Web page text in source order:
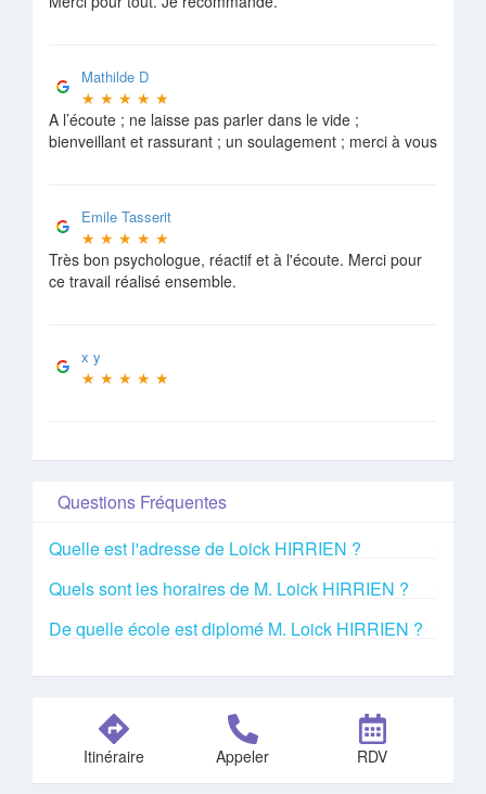
Mathilde D
★ ★ ★ ★ ★
A l’écoute ; ne laisse pas parler dans le vide ;
bienveillant et rassurant ; un soulagement ; merci à vous
Emile Tasserit
★ ★ ★ ★ ★
Très bon psychologue, réactif et à l'écoute. Merci pour
ce travail réalisé ensemble.
x y
★ ★ ★ ★ ★
Questions Fréquentes
Quelle est l'adresse de Loick HIRRIEN ?
Quels sont les horaires de M. Loick HIRRIEN ?
De quelle école est diplomé M. Loick HIRRIEN ?
Itinéraire Appeler RDV